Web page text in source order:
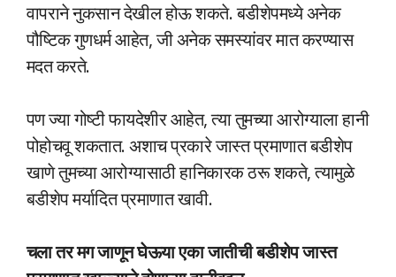
वापराने नुकसान देखील होऊ शकते. बडीशेपमध्ये अनेक
पौष्टिक गुणधर्म आहेत, जी अनेक समस्यांवर मात करण्यास
मदत करते.
पण ज्या गोष्टी फायदेशीर आहेत, त्या तुमच्या आरोग्याला हानी
पोहोचवू शकतात. अशाच प्रकारे जास्त प्रमाणात बडीशेप
खाणे तुमच्या आरोग्यासाठी हानिकारक ठरू शकते, त्यामुळे
बडीशेप मर्यादित प्रमाणात खावी.
चला तर मग जाणून घेऊया एका जातीची बडीशेप जास्त